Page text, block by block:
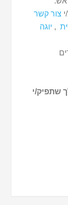
צור קשר
, יוגה
שתפיק/י